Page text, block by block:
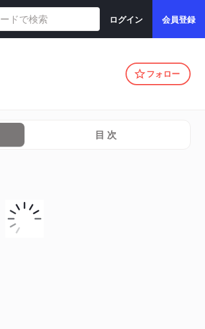
ログイン 会員登録
フォロー
目 次